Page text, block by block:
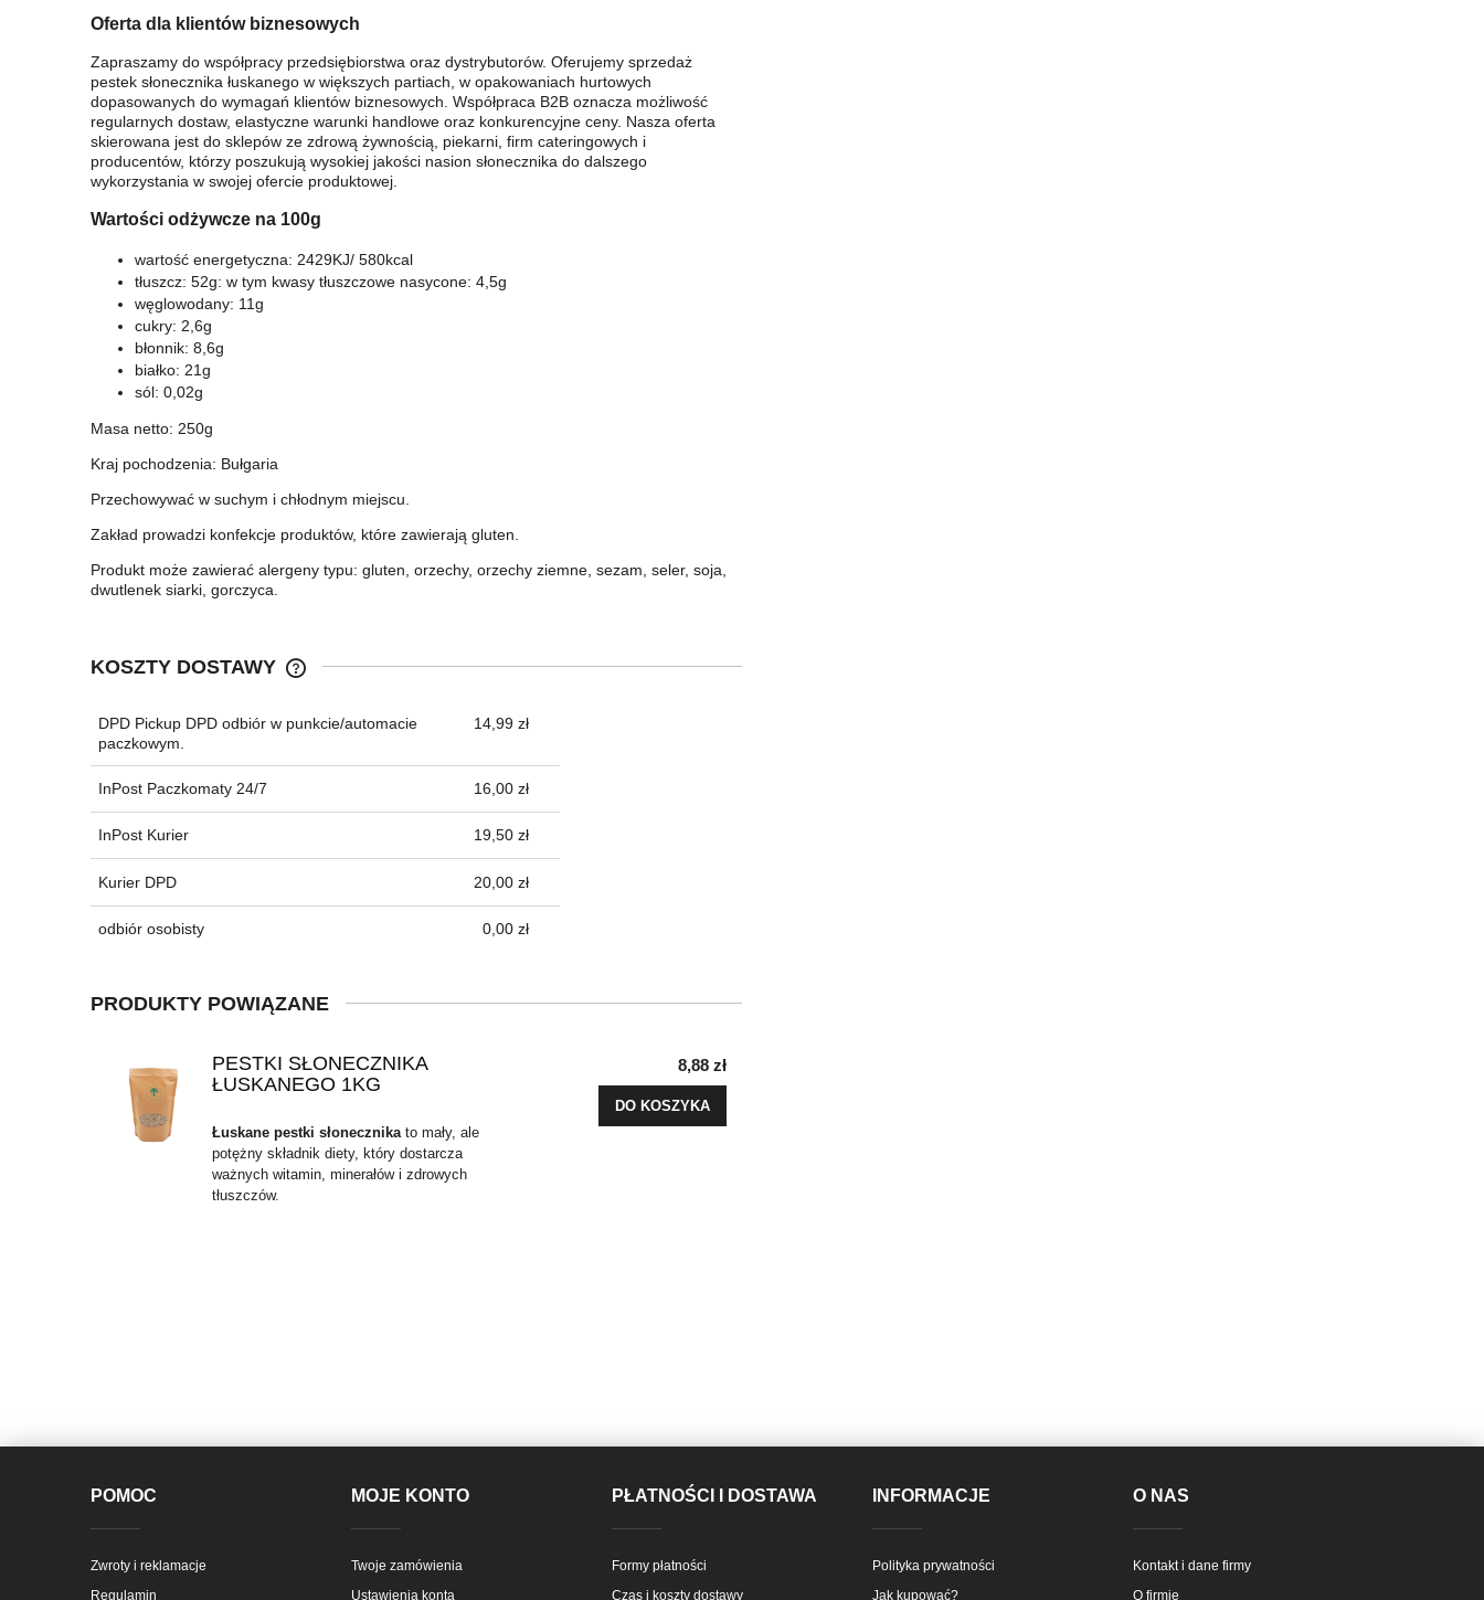
Oferta dla klientów biznesowych
Zapraszamy do współpracy przedsiębiorstwa oraz dystrybutorów. Oferujemy sprzedaż
pestek słonecznika łuskanego w większych partiach, w opakowaniach hurtowych
dopasowanych do wymagań klientów biznesowych. Współpraca B2B oznacza możliwość
regularnych dostaw, elastyczne warunki handlowe oraz konkurencyjne ceny. Nasza oferta
skierowana jest do sklepów ze zdrową żywnością, piekarni, firm cateringowych i
producentów, którzy poszukują wysokiej jakości nasion słonecznika do dalszego
wykorzystania w swojej ofercie produktowej.
Wartości odżywcze na 100g
wartość energetyczna: 2429KJ/ 580kcal
tłuszcz: 52g: w tym kwasy tłuszczowe nasycone: 4,5g
węglowodany: 11g
cukry: 2,6g
błonnik: 8,6g
białko: 21g
sól: 0,02g
Masa netto: 250g
Kraj pochodzenia: Bułgaria
Przechowywać w suchym i chłodnym miejscu.
Zakład prowadzi konfekcje produktów, które zawierają gluten.
Produkt może zawierać alergeny typu: gluten, orzechy, orzechy ziemne, sezam, seler, soja,
dwutlenek siarki, gorczyca.
KOSZTY DOSTAWY
CENA NIE ZAWIERA EWENTUALNYCH
DPD Pickup DPD odbiór w punkcie/automacie
paczkowym.
14,99 zł
InPost Paczkomaty 24/7 16,00 zł
InPost Kurier 19,50 zł
Kurier DPD 20,00 zł
odbiór osobisty 0,00 zł
PRODUKTY POWIĄZANE
PESTKI SŁONECZNIKA
ŁUSKANEGO 1KG
Łuskane pestki słonecznikato mały, ale
potężny składnik diety, który dostarcza
ważnych witamin, minerałów i zdrowych
tłuszczów.
8,88 zł
DO KOSZYKA
POMOC
Zwroty i reklamacje
Regulamin
MOJE KONTO
Twoje zamówienia
Ustawienia konta
PŁATNOŚCI I DOSTAWA
Formy płatności
Czas i koszty dostawy
INFORMACJE
Polityka prywatności
Jak kupować?
O NAS
Kontakt i dane firmy
O firmie